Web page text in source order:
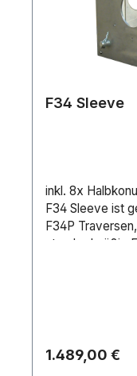
F34 Sleeve
inkl. 8x
F34 Sleeve ist
F34P
standardmäßig
Regulärer
1.489,00 €